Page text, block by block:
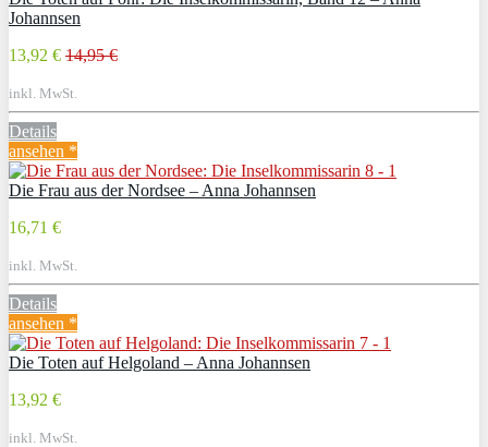
Johannsen
13,92 € 14,95 €
inkl. MwSt.
Details
ansehen *
Die Frau aus der Nordsee – Anna Johannsen
16,71 €
inkl. MwSt.
Details
ansehen *
Die Toten auf Helgoland – Anna Johannsen
13,92 €
inkl. MwSt.